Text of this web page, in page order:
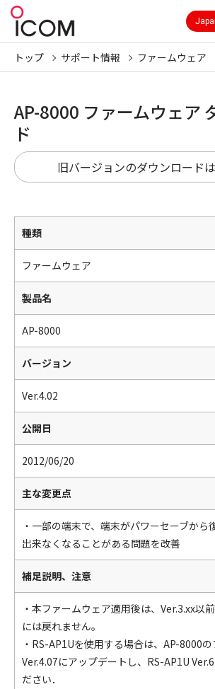
トップ サポート情報 ファームウェア
AP-8000 ファームウェア
ド
旧バージョンのダウンロード
種類
ファームウェア
製品名
AP-8000
バージョン
Ver.4.02
公開日
2012/06/20
主な変更点
・一部の端末で、端末がパワーセーブから
出来なくなることがある問題を改善
補足説明、注意
・本ファームウェア適用後は、Ver.3.xx以
には戻れません。
・RS-AP1Uを使用する場合は、AP-8000
Ver.4.07にアップデートし、RS-AP1U
ださい．